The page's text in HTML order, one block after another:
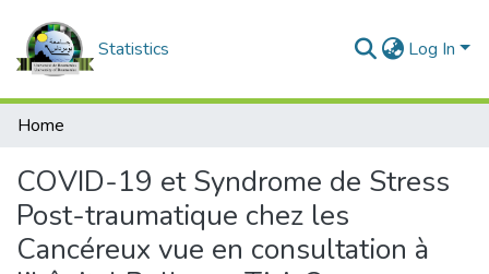
Statistics Log In
Home
COVID-19 et Syndrome de Stress
Post-traumatique chez les
Cancéreux vue en consultation à